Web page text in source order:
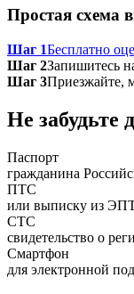
Простая схема
Шаг 1Бесплатно
Шаг 2Запишитесь
Шаг 3Приезжайте,
Не
Паспорт
гражданина
ПТС
или выписку из
СТС
свидетельство о
Смартфон
для электронной